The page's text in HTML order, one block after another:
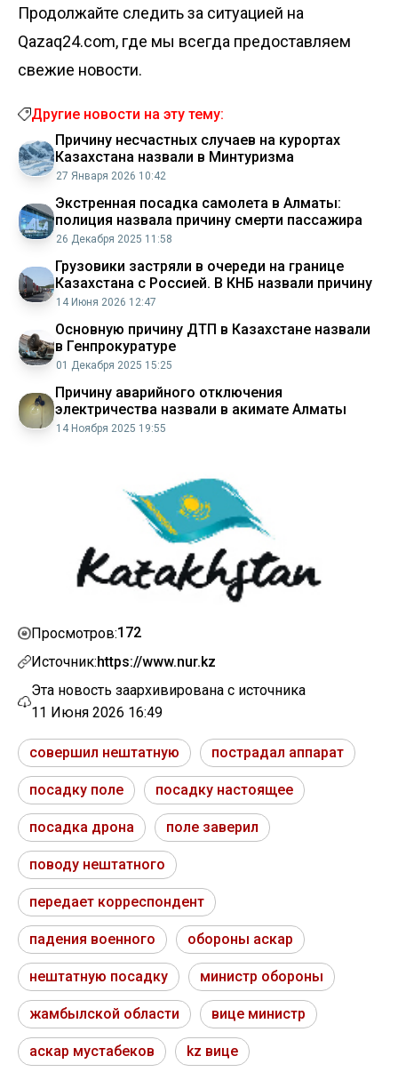
Продолжайте следить за ситуацией на
Qazaq24.com, где мы всегда предоставляем
свежие новости.
Другие новости на эту тему:
Причину несчастных случаев на курортах
Казахстана назвали в Минтуризма
27 Января 2026 10:42
Экстренная посадка самолета в Алматы:
полиция назвала причину смерти пассажира
26 Декабря 2025 11:58
Грузовики застряли в очереди на границе
Казахстана с Россией. В КНБ назвали причину
14 Июня 2026 12:47
Основную причину ДТП в Казахстане назвали
в Генпрокуратуре
01 Декабря 2025 15:25
Причину аварийного отключения
электричества назвали в акимате Алматы
14 Ноября 2025 19:55
Просмотров:172
Источник:https://www.nur.kz
Эта новость заархивирована с источника
11 Июня 2026 16:49
совершил нештатную пострадал аппарат
посадку поле посадку настоящее
посадка дрона поле заверил
поводу нештатного
передает корреспондент
падения военного обороны аскар
нештатную посадку министр обороны
жамбылской области вице министр
аскар мустабеков kz вице